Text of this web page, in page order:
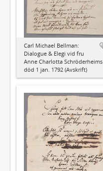
Carl Michael Bellman:
Dialogue & Elegi vid fru
Anne Charlotta Schröderheims
död 1 jan. 1792 (Avskrift)